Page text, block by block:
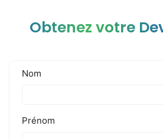
Obtenez votre